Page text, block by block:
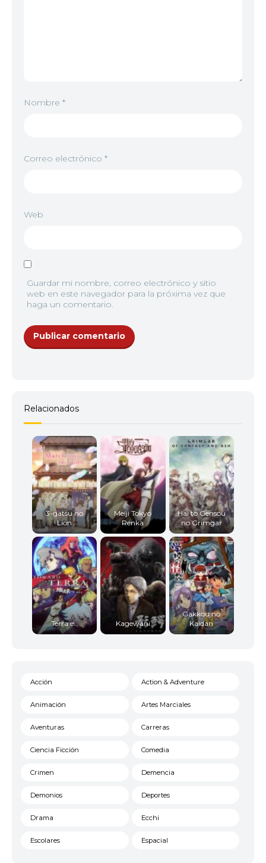
Nombre *
Correo electrónico *
Web
Guardar mi nombre, correo electrónico y sitio
web en este navegador para la próxima vez que
haga un comentario.
Relacionados
3-gatsu no
Lion
Meiji Tokyo
Renka
Hai to Gensou
no Grimgar
Terra e… Kagewani
Gakkou no
Kaidan
Acción Action & Adventure
Animación Artes Marciales
Aventuras Carreras
Ciencia Ficción Comedia
Crimen Demencia
Demonios Deportes
Drama Ecchi
Escolares Espacial